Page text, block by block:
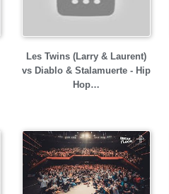
Les Twins (Larry & Laurent)
vs Diablo & Stalamuerte - Hip
Hop…